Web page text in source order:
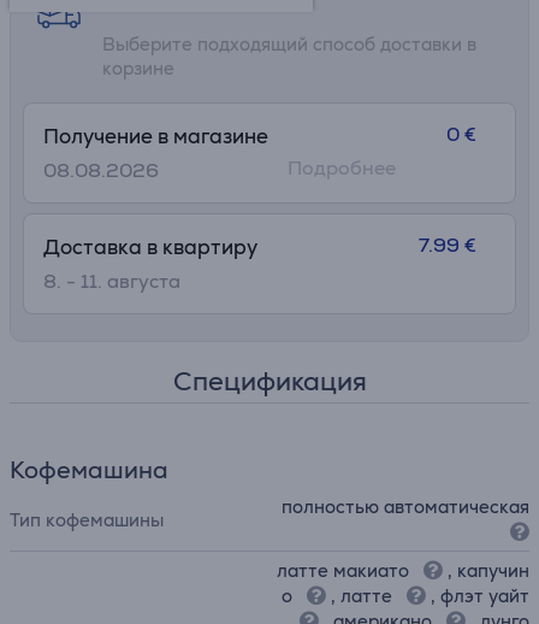
инженеров, разработавших такие новаторские
технологии, как кофемолка P.A.G.3+ или функция Sweet
• Две высокопроизводительные кофемолки P.A.G.3+ для
максимальной гибкости
• 32 персонализируемых кофейных напитка для
• Панорамная панель выбора кофе для простого и
удобного использования
• Идеальное воплощение максимальной мощности на
Выберите подходящий способ доставки в
корзине
Получение в магазине
08.08.2026
0 €
Подробнее
Доставка в квартиру
8. - 11. августа
7.99 €
Спецификация
Кофемашина
Тип кофемашины
полностью автоматическая
латте макиато
, капучин
о
, латте
, флэт уайт